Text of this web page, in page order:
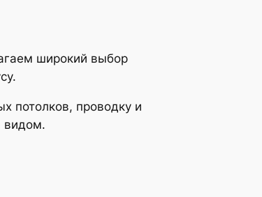
широкий выбор
потолков, проводку и
видом.